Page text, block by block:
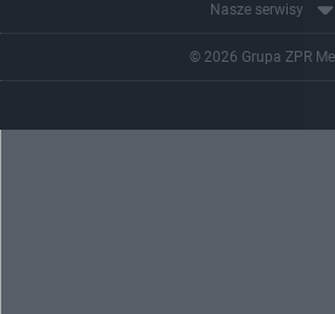
Nasze serwisy
© 2026 Grupa ZPR